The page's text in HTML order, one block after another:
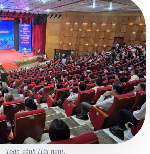
Toàn cảnh Hội nghị.